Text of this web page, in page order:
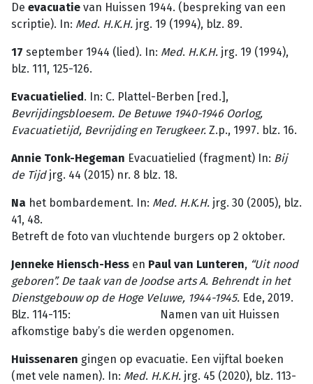
De evacuatie van Huissen 1944. (bespreking van een
scriptie). In: Med. H.K.H. jrg. 19 (1994), blz. 89.
17 september 1944 (lied). In: Med. H.K.H. jrg. 19 (1994),
blz. 111, 125-126.
Evacuatielied. In: C. Plattel-Berben [red.],
Bevrijdingsbloesem. De Betuwe 1940-1946 Oorlog,
Evacuatietijd, Bevrijding en Terugkeer. Z.p., 1997. blz. 16.
Annie Tonk-Hegeman Evacuatielied (fragment) In: Bij
de Tijdjrg. 44 (2015) nr. 8 blz. 18.
Na het bombardement. In: Med. H.K.H. jrg. 30 (2005), blz.
41, 48.
Betreft de foto van vluchtende burgers op 2 oktober.
Jenneke Hiensch-Hess en Paul van Lunteren, “Uit nood
geboren”. De taak van de Joodse arts A. Behrendt in het
Dienstgebouw op de Hoge Veluwe, 1944-1945. Ede, 2019.
Blz. 114-115: Namen van uit Huissen
afkomstige baby’s die werden opgenomen.
Huissenaren gingen op evacuatie. Een vijftal boeken
(met vele namen). In: Med. H.K.H. jrg. 45 (2020), blz. 113-